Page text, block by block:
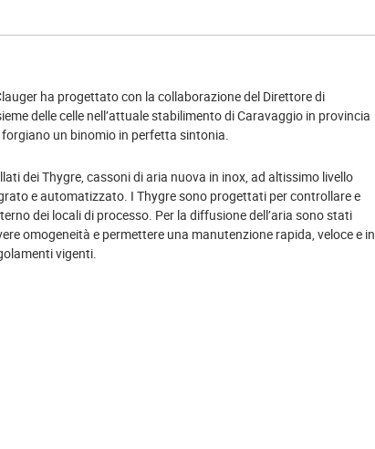
ha progettato con la collaborazione del Direttore di
delle celle nell’attuale stabilimento di Caravaggio in provincia
un binomio in perfetta sintonia.
dei Thygre, cassoni di aria nuova in inox, ad altissimo livello
e automatizzato. I Thygre sono progettati per controllare e
dei locali di processo. Per la diffusione dell’aria sono stati
omogeneità e permettere una manutenzione rapida, veloce e in
vigenti.